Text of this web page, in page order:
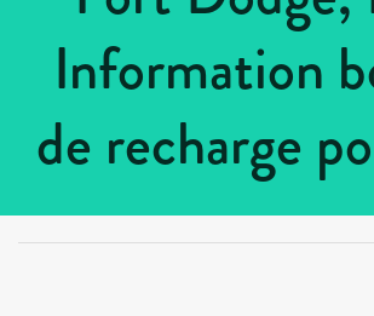
Information
de recharge
États-Unis > Iowa